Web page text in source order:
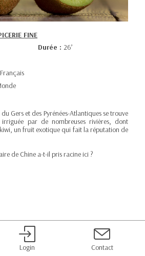
FINE
Durée : 26’
Français
Gers et des Pyrénées-Atlantiques se trouve
par de nombreuses rivières, dont
un fruit exotique qui fait la réputation de
de Chine a-t-il pris racine ici ?
Login Contact